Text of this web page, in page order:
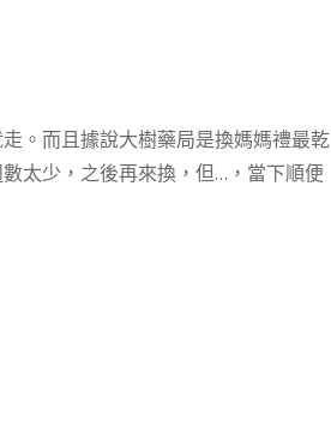
。而且據說大樹藥局是換媽媽禮最乾
太少，之後再來換，但…，當下順便